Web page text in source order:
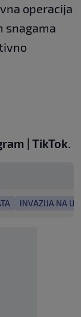
operacija
snagama
| TikTok
INVAZIJA NA